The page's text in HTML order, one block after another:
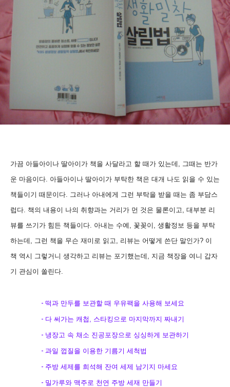
가끔 아들아이나 딸아이가 책을 사달라고 할 때가 있는데
그때는 반가
운 마음이다 아들아이나 딸아이가 부탁한 책은 대개 나도 읽을 수 있는
책들이기 때문이다
그러나 아내에게 그런 부탁을 받을 때는 좀 부담스
럽다 책의 내용이 나의 취향과는 거리가 먼 것은 물론이고
대부분 리
뷰를 쓰기가 힘든 책들이다 아내는 수예 꽃꽂이
생활정보 등을 부탁
하는데
그런 책을 무슨 재미로 읽고 리뷰는 어떻게 쓴단 말인가? 이
책 역시 그렇거니 생각하고 리뷰는 포기했는데
지금 책장을 여니 갑자
기 관심이 쏠린다
- 떡과 만두를 보관할 때 우유팩을 사용해 보세요
- 다 써가는 캐첩 스타킹으로 마지막까지 짜내기
- 냉장고 속 채소 진공포장으로 싱싱하게 보관하기
- 과일 껍질을 이용한 기름기 세척법
- 주방 세제를 희석해 잔여 세제 남기지 마세요
- 밀가루와 맥주로 천연 주방 세재 만들기